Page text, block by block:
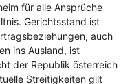
für alle Ansprüche
Gerichtsstand ist
auch
ins Ausland, ist
der Republik österreich
Streitigkeiten gilt